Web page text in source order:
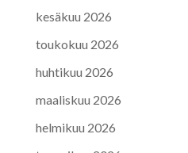
kesäkuu 2026
toukokuu 2026
huhtikuu 2026
maaliskuu 2026
helmikuu 2026